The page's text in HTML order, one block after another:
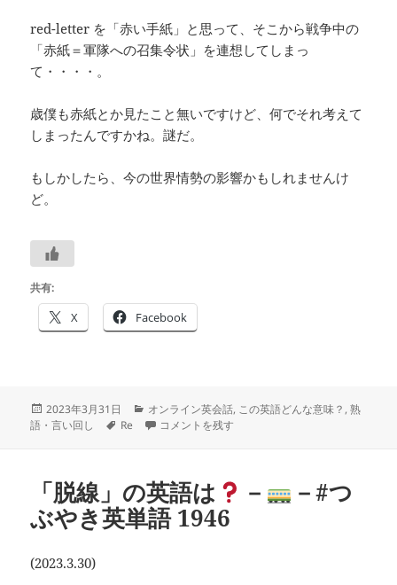
red-letter を「赤い手紙」と思って、そこから戦争中の
「赤紙＝軍隊への召集令状」を連想してしまっ
て・・・・。
歳僕も赤紙とか見たこと無いですけど、何でそれ考えて
しまったんですかね。謎だ。
もしかしたら、今の世界情勢の影響かもしれませんけ
ど。
共有:
X Facebook
投
稿
2023年3月31日
カ
テ
オンライン英会話, この英語どんな意味？ ,熟
語・言い回し
タ
Re red-letter day は
コメントを残す
「脱線」の英語は －
－#つ
ぶやき英単語 1946
(2023.3.30)